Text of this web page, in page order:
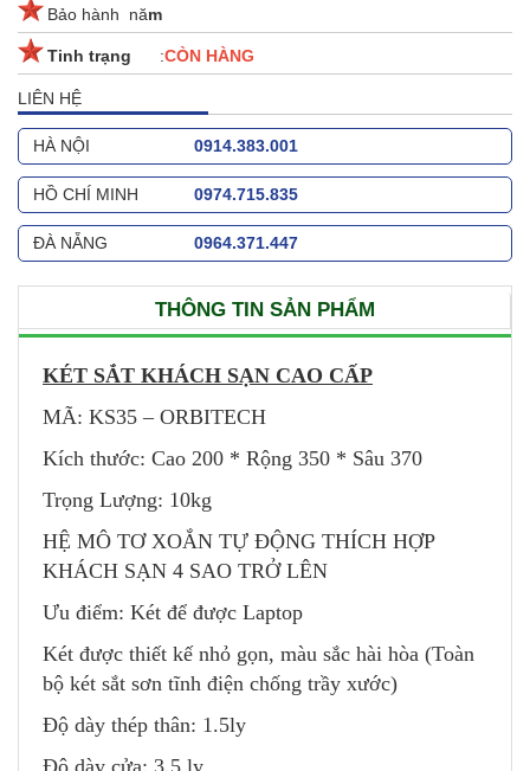
Bảo hành năm
Tinh trạng :CÒN HÀNG
LIÊN HỆ
HÀ NỘI 0914.383.001
HỒ CHÍ MINH 0974.715.835
ĐÀ NẴNG 0964.371.447
THÔNG TIN SẢN PHẨM
KÉT SẮT KHÁCH SẠN CAO CẤP
MÃ: KS35 – ORBITECH
Kích thước: Cao 200 * Rộng 350 * Sâu 370
Trọng Lượng: 10kg
HỆ MÔ TƠ XOẮN TỰ ĐỘNG THÍCH HỢP
KHÁCH SẠN 4 SAO TRỞ LÊN
Ưu điểm: Két để được Laptop
Két được thiết kế nhỏ gọn, màu sắc hài hòa (Toàn
bộ két sắt sơn tĩnh điện chống trầy xước)
Độ dày thép thân: 1.5ly